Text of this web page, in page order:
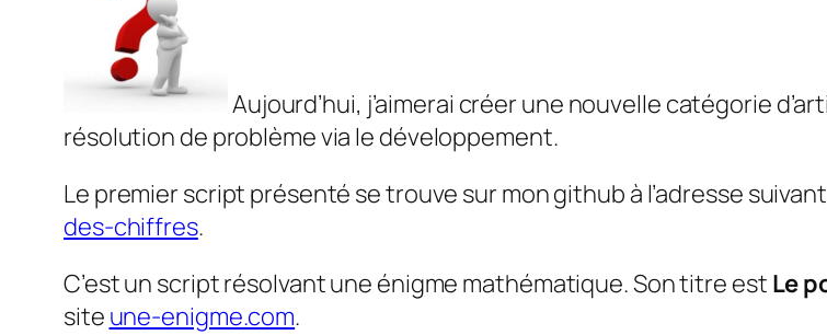
Aujourd’hui, j’aimerai créer une nouvelle catégorie
résolution de problème via le développement.
Le premier script présenté se trouve sur mon github à l’adresse
des-chiffres.
C’est un script résolvant une énigme mathématique. Son titre est Le
site une-enigme.com.